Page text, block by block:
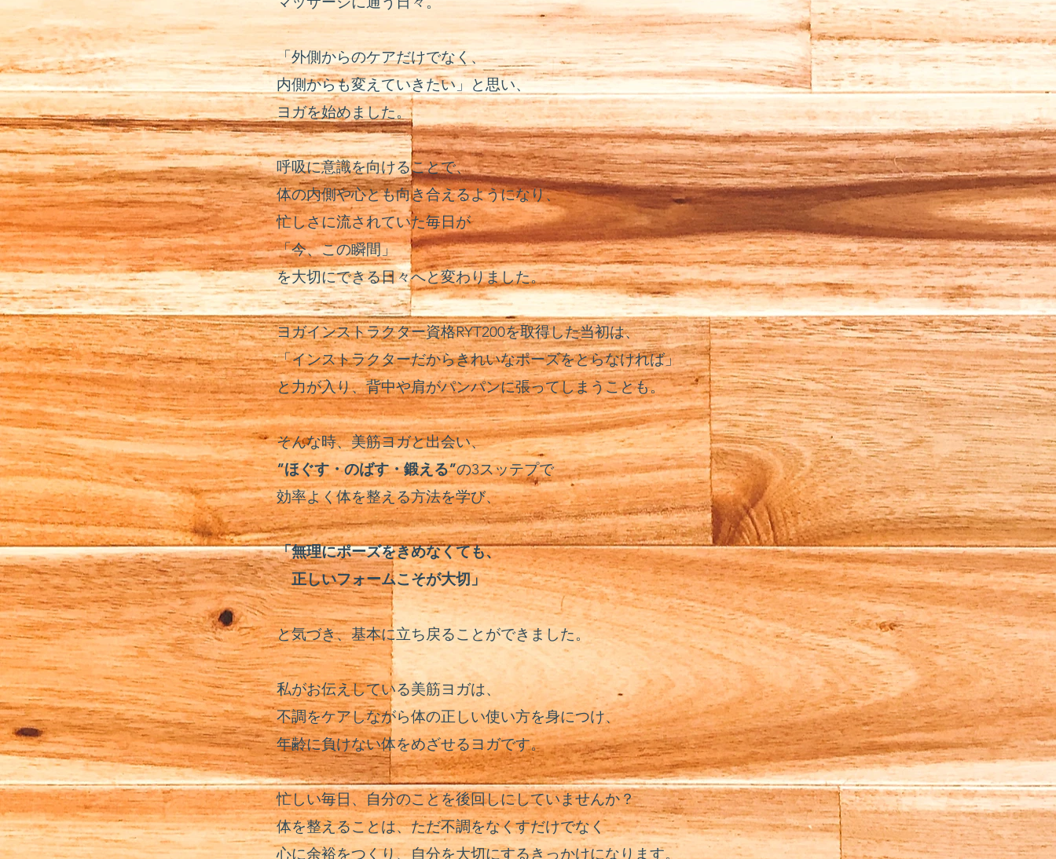
「外側からのケアだけでなく、
内側からも変えていきたい」と思い、
ヨガを始めました。
呼吸に意識を向けることで、
体の内側や心とも向き合えるようになり、
忙しさに流されていた毎日が
「今、この瞬間」
を大切にできる日々へと変わりました。
ヨガインストラクター資格RYT200を取得した当初は、
「インストラクターだからきれいなポーズをとらなければ」
と力が入り、背中や肩がパンパンに張ってしまうことも。
そんな時、美筋ヨガと出会い、
”ほぐす・のばす・鍛える”の3スッテプで
効率よく体を整える方法を学び、
「無理にポーズをきめなくても、
正しいフォームこそが大切」
と気づき、基本に立ち戻ることができました。
私がお伝えしている美筋ヨガは、
不調をケアしながら体の正しい使い方を身につけ、
年齢に負けない体をめざせるヨガです。
忙しい毎日、自分のことを後回しにしていませんか？
体を整えることは、ただ不調をなくすだけでなく
心に余裕をつくり、自分を大切にするきっかけになります。